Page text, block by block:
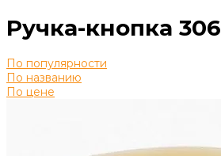
Ручка-кнопка 306
По популярности
По названию
По цене